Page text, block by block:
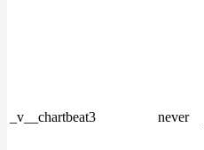
_v__chartbeat3 never